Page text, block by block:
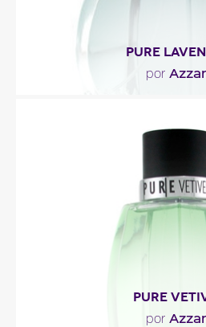
PURE
por
combinación de lavanda,
Descripción del
PURE
por